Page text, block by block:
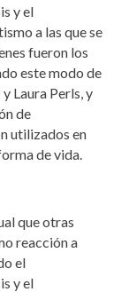
y el
a las que se
fueron los
este modo de
Laura Perls, y
de
utilizados en
de vida.
que otras
reacción a
el
y el